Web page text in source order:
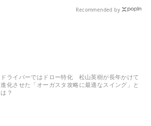
Recommended by
ドライバーではドロー特化 松山英樹が長年かけて
進化させた「オーガスタ攻略に最適なスイング」と
は？